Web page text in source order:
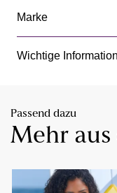
Marke
Wichtige
Passend dazu
Mehr aus